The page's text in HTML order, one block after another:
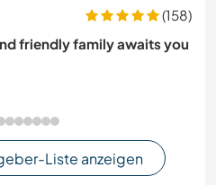
(158)
friendly family awaits you
Liste anzeigen